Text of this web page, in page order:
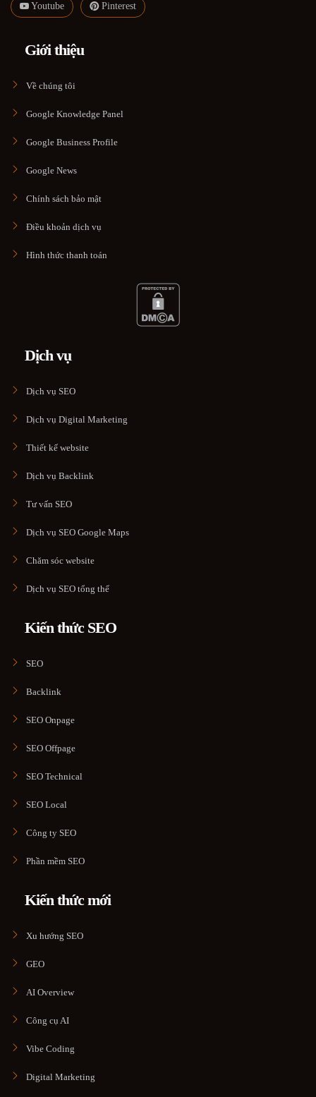
Youtube Pinterest
Giới thiệu
Về chúng tôi
Google Knowledge Panel
Google Business Profile
Google News
Chính sách bảo mật
Điều khoản dịch vụ
Hình thức thanh toán
Dịch vụ
Dịch vụ SEO
Dịch vụ Digital Marketing
Thiết kế website
Dịch vụ Backlink
Tư vấn SEO
Dịch vụ SEO Google Maps
Chăm sóc website
Dịch vụ SEO tổng thể
Kiến thức SEO
SEO
Backlink
SEO Onpage
SEO Offpage
SEO Technical
SEO Local
Công ty SEO
Phần mềm SEO
Kiến thức mới
Xu hướng SEO
GEO
AI Overview
Công cụ AI
Vibe Coding
Digital Marketing